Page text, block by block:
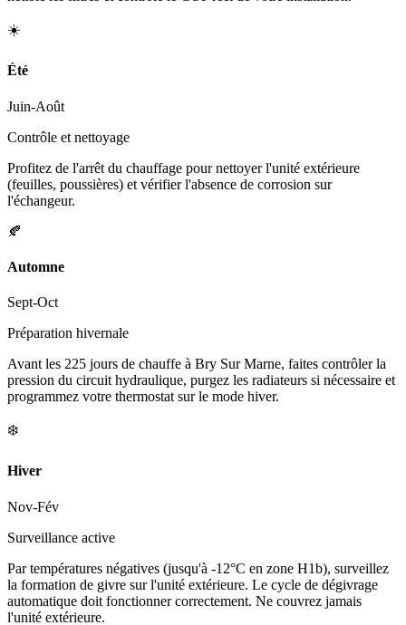
☀️
Été
Juin-Août
Contrôle et nettoyage
Profitez de l'arrêt du chauffage pour nettoyer l'unité extérieure
(feuilles, poussières) et vérifier l'absence de corrosion sur
l'échangeur.
🍂
Automne
Sept-Oct
Préparation hivernale
Avant les 225 jours de chauffe à Bry Sur Marne, faites contrôler la
pression du circuit hydraulique, purgez les radiateurs si nécessaire et
programmez votre thermostat sur le mode hiver.
❄️
Hiver
Nov-Fév
Surveillance active
Par températures négatives (jusqu'à -12°C en zone H1b), surveillez
la formation de givre sur l'unité extérieure. Le cycle de dégivrage
automatique doit fonctionner correctement. Ne couvrez jamais
l'unité extérieure.